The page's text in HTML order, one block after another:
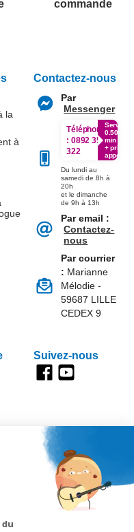
commande
la
à
Contactez-nous
Par
Messenger
Téléphone
: 0892 350
322
Service
0.50€ /
min
+ prix
appel
Du lundi au
samedi de 8h à
20h
et le dimanche
de 9h à 13h
Par email :
Contactez-
nous
Par courrier
: Marianne
Mélodie -
59687 LILLE
CEDEX 9
Suivez-nous
Conditions
générales de